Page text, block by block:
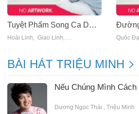
Tuyệt Phẩm Song Ca Dương Ngọc Thái
Hoài Linh, Giao Linh, Hương Lan Phi Nhung ,
Quốc
BÀI HÁT TRIỆU MINH
Nếu Chúng Mình Cách
Dương Ngọc Thái , Triệu Minh